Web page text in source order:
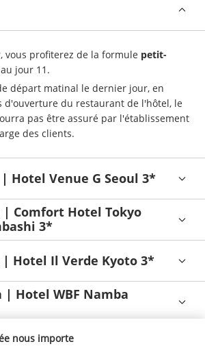
vous profiterez de la formule petit-
jour 11.
départ matinal le dernier jour, en
d'ouverture du restaurant de l'hôtel, le
pas être assuré par l'établissement
des clients.
Hotel Venue G Seoul 3*
| Comfort Hotel Tokyo
3*
| Hotel Il Verde Kyoto 3*
| Hotel WBF Namba
UTILES
nous importe